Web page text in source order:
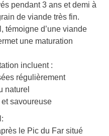
pendant 3 ans et demi à
de viande très fin.
témoigne d’une viande
une maturation
incluent :
régulièrement
naturel
savoureuse
le Pic du Far situé